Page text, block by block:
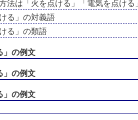
法は「火を点ける」「電気を点ける
ける」の対義語
ける」の類語
」の例文
」の例文
」の例文